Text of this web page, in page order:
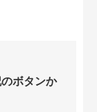
ボタンか